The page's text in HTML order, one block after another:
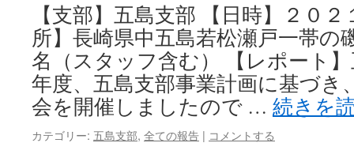
【支部】五島支部 【日時】２０
所】長崎県中五島若松瀬戸一帯の
名（スタッフ含む） 【レポート
年度、五島支部事業計画に基づき
会を開催しましたので … 続きを
カテゴリー: 五島支部, 全ての報告 | コメントする